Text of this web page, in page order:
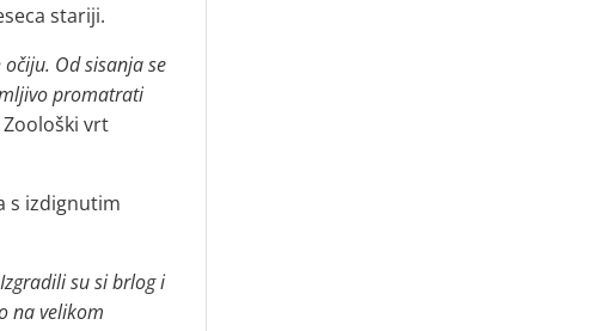
stariji.
Od sisanja se
promatrati
vrt
s izdignutim
su si brlog i
na velikom